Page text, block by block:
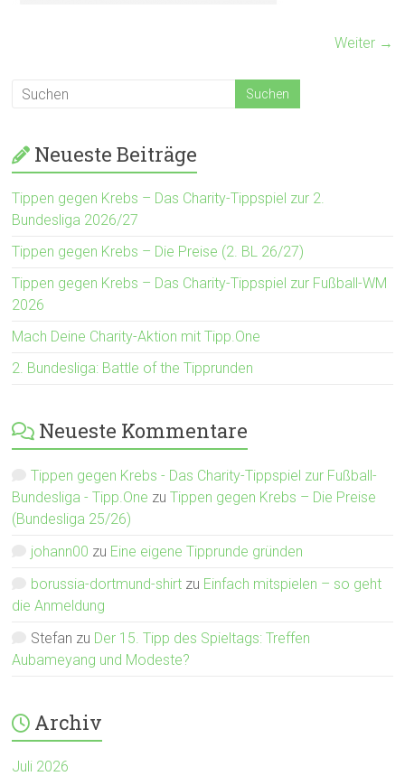
Weiter →
Neueste Beiträge
Tippen gegen Krebs – Das Charity-Tippspiel zur 2.
Bundesliga 2026/27
Tippen gegen Krebs – Die Preise (2. BL 26/27)
Tippen gegen Krebs – Das Charity-Tippspiel zur Fußball-WM
2026
Mach Deine Charity-Aktion mit Tipp.One
2. Bundesliga: Battle of the Tipprunden
Neueste Kommentare
Tippen gegen Krebs - Das Charity-Tippspiel zur Fußball-
Bundesliga - Tipp.One zuTippen gegen Krebs – Die Preise
(Bundesliga 25/26)
johann00 zu Eine eigene Tipprunde gründen
borussia-dortmund-shirt zu Einfach mitspielen – so geht
die Anmeldung
Stefan zu Der 15. Tipp des Spieltags: Treffen
Aubameyang und Modeste?
Archiv
Juli 2026